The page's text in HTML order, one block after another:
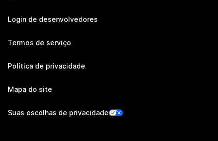
Login de desenvolvedores
Termos de serviço
Política de privacidade
Mapa do site
Suas escolhas de privacidade